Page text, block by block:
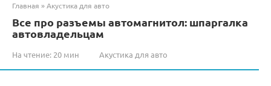
Главная »Акустика для авто
Все про разъемы автомагнитол: шпаргалка
автовладельцам
На чтение: 20 мин Акустика для авто